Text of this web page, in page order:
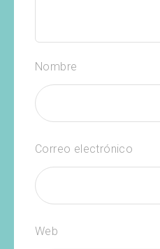
Nombre
Correo electrónico
Web